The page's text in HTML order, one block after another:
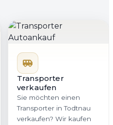
Transporter
verkaufen
Sie möchten einen
Transporter in Todtnau
verkaufen? Wir kaufen